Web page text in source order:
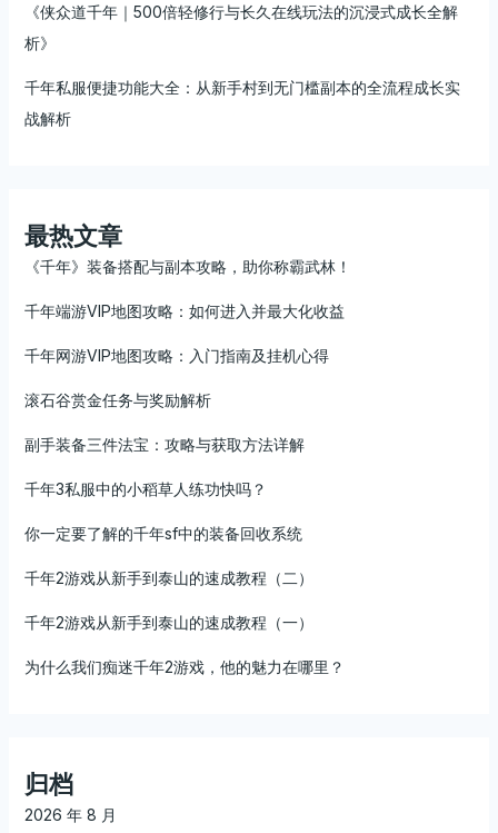
《侠众道千年｜500倍轻修行与长久在线玩法的沉浸式成长全解
析》
千年私服便捷功能大全：从新手村到无门槛副本的全流程成长实
战解析
最热文章
《千年》装备搭配与副本攻略，助你称霸武林！
千年端游VIP地图攻略：如何进入并最大化收益
千年网游VIP地图攻略：入门指南及挂机心得
滚石谷赏金任务与奖励解析
副手装备三件法宝：攻略与获取方法详解
千年3私服中的小稻草人练功快吗？
你一定要了解的千年sf中的装备回收系统
千年2游戏从新手到泰山的速成教程（二）
千年2游戏从新手到泰山的速成教程（一）
为什么我们痴迷千年2游戏，他的魅力在哪里？
归档
2026 年 8 月